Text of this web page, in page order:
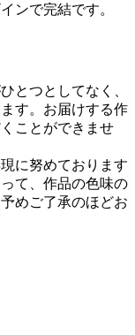
ンで完結です。
とつとしてなく、
す。お届けする作
ことができませ
に努めております
て、作品の色味の
めご了承のほどお